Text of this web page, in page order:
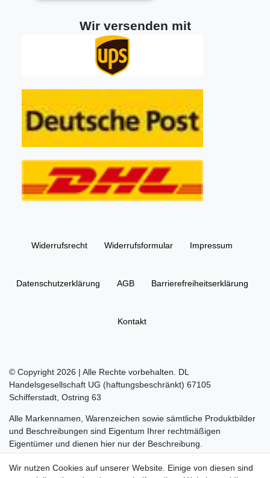
Wir versenden mit
Widerrufs­recht Widerrufs­formular Impressum
Daten­schutz­erklärung AGB Barrierefreiheitserklärung
Kontakt
© Copyright 2026 | Alle Rechte vorbehalten. DL
Handelsgesellschaft UG (haftungsbeschränkt) 67105
Schifferstadt, Ostring 63
Alle Markennamen, Warenzeichen sowie sämtliche Produktbilder
und Beschreibungen sind Eigentum Ihrer rechtmäßigen
Eigentümer und dienen hier nur der Beschreibung.
Die durchgestrichenen Preise entsprechen dem UVP des
Wir nutzen Cookies auf unserer Website. Einige von diesen sind